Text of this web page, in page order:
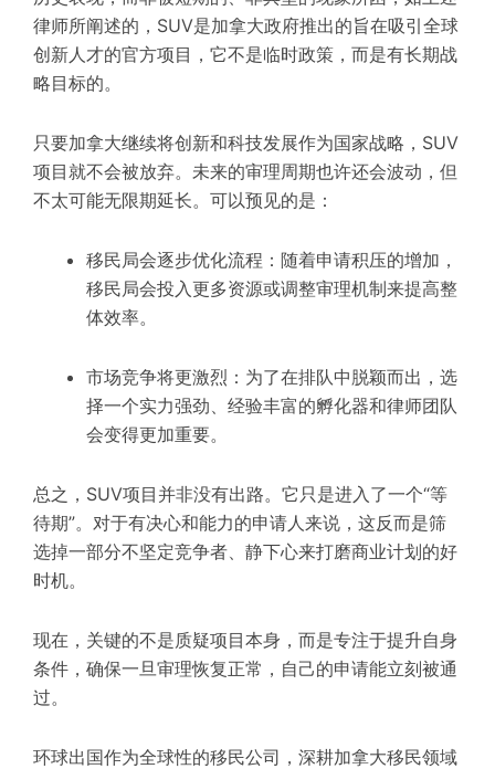
律师所阐述的，SUV是加拿大政府推出的旨在吸引全球
创新人才的官方项目，它不是临时政策，而是有长期战
略目标的。
只要加拿大继续将创新和科技发展作为国家战略，SUV
项目就不会被放弃。未来的审理周期也许还会波动，但
不太可能无限期延长。可以预见的是：
移民局会逐步优化流程：随着申请积压的增加，
移民局会投入更多资源或调整审理机制来提高整
体效率。
市场竞争将更激烈：为了在排队中脱颖而出，选
择一个实力强劲、经验丰富的孵化器和律师团队
会变得更加重要。
总之，SUV项目并非没有出路。它只是进入了一个“等
待期”。对于有决心和能力的申请人来说，这反而是筛
选掉一部分不坚定竞争者、静下心来打磨商业计划的好
时机。
现在，关键的不是质疑项目本身，而是专注于提升自身
条件，确保一旦审理恢复正常，自己的申请能立刻被通
过。
环球出国作为全球性的移民公司，深耕加拿大移民领域